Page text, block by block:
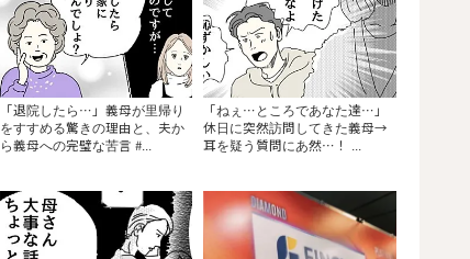
「退院したら…」義母が里帰り
をすすめる驚きの理由と、夫か
ら義母への完璧な苦言 #...
「ねぇ…ところであなた達…」
休日に突然訪問してきた義母→
耳を疑う質問にあ然…！ ...